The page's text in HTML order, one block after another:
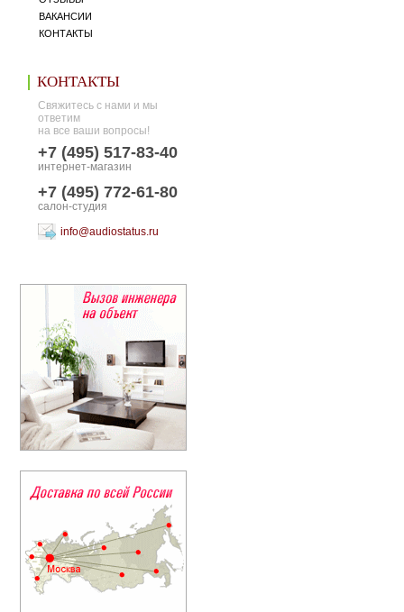
ВАКАНСИИ
КОНТАКТЫ
КОНТАКТЫ
Свяжитесь с нами и мы
ответим
на все ваши вопросы!
+7 (495) 517-83-40
интернет-магазин
+7 (495) 772-61-80
салон-студия
info@audiostatus.ru